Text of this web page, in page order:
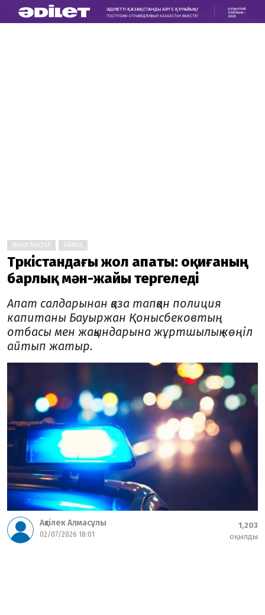
ЖАҢАЛЫҚТАР АЙМАҚ
Түркістандағы жол апаты: оқиғаның
барлық мән-жайы тергеледі
Апат салдарынан қаза тапқан полиция
капитаны Бауыржан Қонысбековтың
отбасы мен жақындарына жұртшылық көңіл
айтып жатыр.
Ақтілек Алмасұлы
02/07/2026 18:01
1,203
оқылды